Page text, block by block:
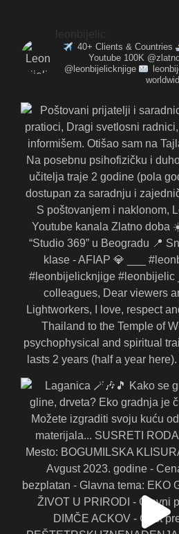
40+ Clients & Countries
Youtube 100K
@leonbijelicknjige